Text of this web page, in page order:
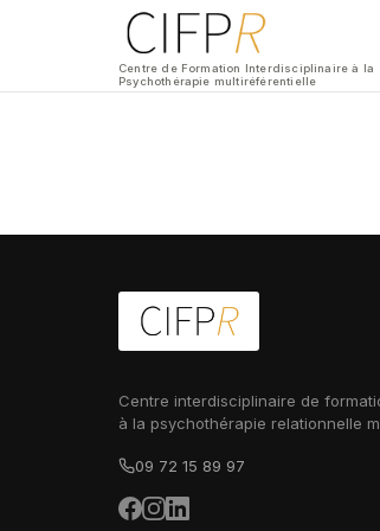
Centre de Formation Interdisciplinaire à la
Psychothérapie multiréférentielle
Centre interdisciplinaire de
à la psychothérapie relationnelle
09 72 15 89 97